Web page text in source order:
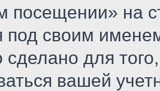
посещении» на
под своим
для
вашей